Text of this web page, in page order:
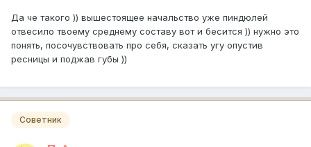
Да че такого )) вышестоящее начальство уже пиндюлей
отвесило твоему среднему составу вот и бесится )) нужно это
понять, посочувствовать про себя, сказать угу опустив
ресницы и поджав губы ))
Советник